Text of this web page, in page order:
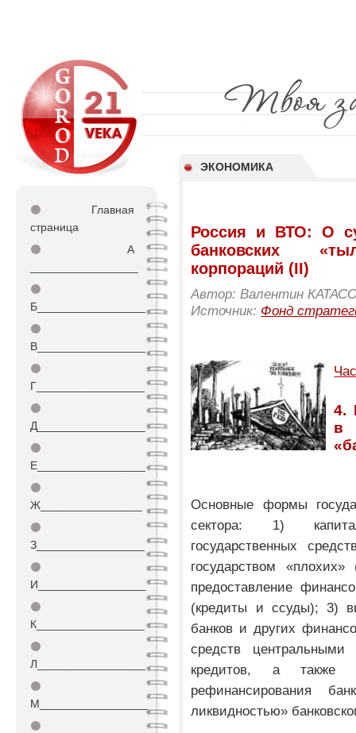
ЭКОНОМИКА
⚫
Главная
страница
⚫
А
⚫
Б_________________
⚫
В_________________
⚫
Г_________________
⚫
Д_________________
⚫
Е_________________
⚫
Ж________________
⚫
З_________________
⚫
И_________________
⚫
К_________________
⚫
Л_________________
⚫
М_________________
⚫
Россия и ВТО: О
банковских
корпораций (II)
Автор: Валентин
Источник: Фонд
4.
в
Основные формы
сектора: 1)
государственных
государством
предоставление
(кредиты и ссуды); 3)
банков и других
средств
кредитов, а также
рефинансирования
ликвидностью»